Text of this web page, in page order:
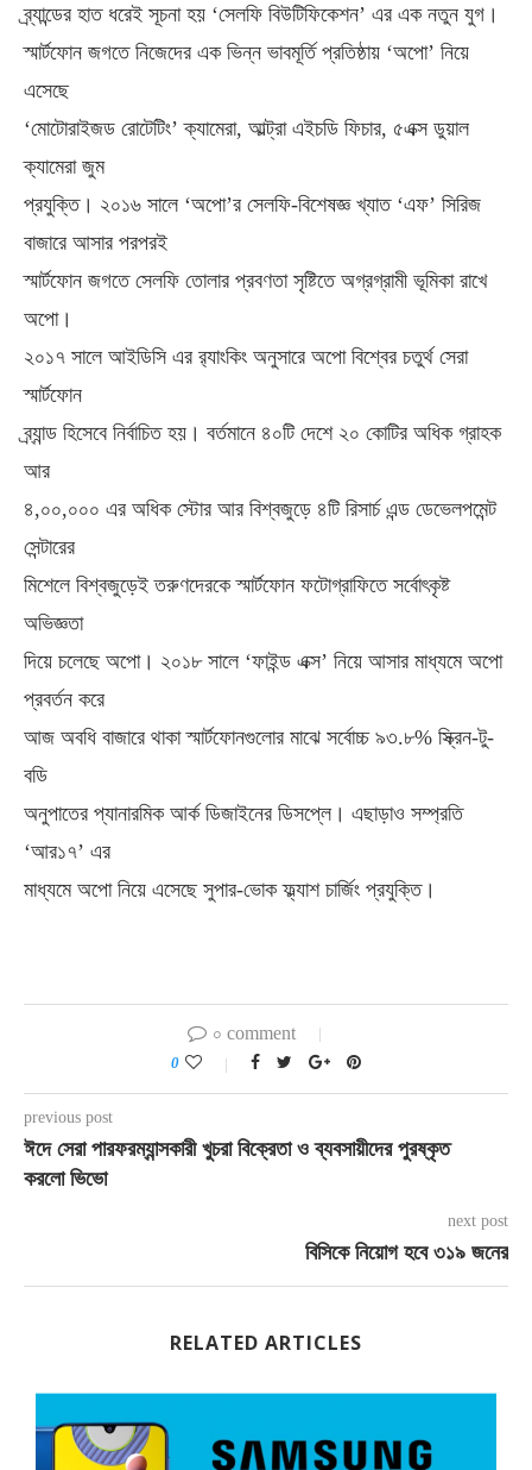
ব্র্যান্ডের হাত ধরেই সূচনা হয় ‘সেলফি বিউটিফিকেশন’ এর এক নতুন যুগ।
স্মার্টফোন জগতে নিজেদের এক ভিন্ন ভাবমূর্তি প্রতিষ্ঠায় ‘অপো’ নিয়ে
এসেছে
‘মোটোরাইজড রোটেটিং’ ক্যামেরা, আল্ট্রা এইচডি ফিচার, ৫এক্স ডুয়াল
ক্যামেরা জুম
প্রযুক্তি। ২০১৬ সালে ‘অপো’র সেলফি-বিশেষজ্ঞ খ্যাত ‘এফ’ সিরিজ
বাজারে আসার পরপরই
স্মার্টফোন জগতে সেলফি তোলার প্রবণতা সৃষ্টিতে অগ্রগ্রামী ভূমিকা রাখে
অপো।
২০১৭ সালে আইডিসি এর র‌্যাংকিং অনুসারে অপো বিশ্বের চতুর্থ সেরা
স্মার্টফোন
ব্র্যান্ড হিসেবে নির্বাচিত হয়। বর্তমানে ৪০টি দেশে ২০ কোটির অধিক গ্রাহক
আর
৪,০০,০০০ এর অধিক স্টোর আর বিশ্বজুড়ে ৪টি রিসার্চ এন্ড ডেভেলপমেন্ট
সেন্টারের
মিশেলে বিশ্বজুড়েই তরুণদেরকে স্মার্টফোন ফটোগ্রাফিতে সর্বোৎকৃষ্ট
অভিজ্ঞতা
দিয়ে চলেছে অপো। ২০১৮ সালে ‘ফাইন্ড এক্স’ নিয়ে আসার মাধ্যমে অপো
প্রবর্তন করে
আজ অবধি বাজারে থাকা স্মার্টফোনগুলোর মাঝে সর্বোচ্চ ৯৩.৮% স্ক্রিন-টু-
বডি
অনুপাতের প্যানারমিক আর্ক ডিজাইনের ডিসপ্লে। এছাড়াও সম্প্রতি
‘আর১৭’ এর
মাধ্যমে অপো নিয়ে এসেছে সুপার-ভোক ফ্ল্যাশ চার্জিং প্রযুক্তি।
০ comment
0
previous post
ঈদে সেরা পারফরম্যান্সকারী খুচরা বিক্রেতা ও ব্যবসায়ীদের পুরষ্কৃত
করলো ভিভো
next post
বিসিকে নিয়োগ হবে ৩১৯ জনের
RELATED ARTICLES